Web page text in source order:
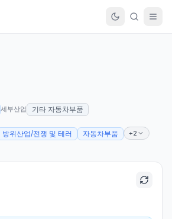
세부산업 기타 자동차부품
방위산업/전쟁 및 테러 자동차부품 +2